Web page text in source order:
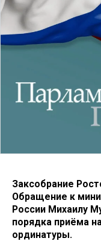
Заксобрание
Обращение к
России Михаилу
порядка приёма
ординатуры.